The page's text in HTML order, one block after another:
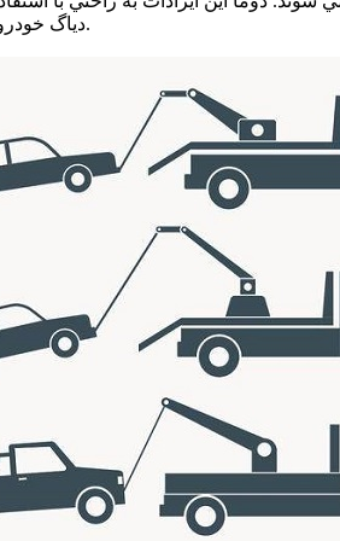
دياگ خودرو قابل شناسايي هستند.